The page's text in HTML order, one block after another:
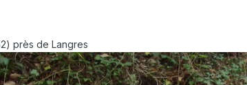
près de Langres